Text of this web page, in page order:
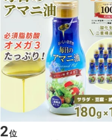
2位